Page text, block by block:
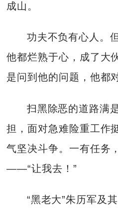
成山。
功夫不负有心人。
他都烂熟于心，成了大
是问到他的问题，他都
扫黑除恶的道路满
担，面对急难险重工作
气坚决斗争。一有任务
——“让我去！”
“黑老大”朱历军及